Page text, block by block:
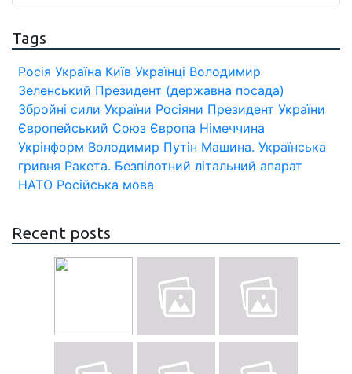
Tags
Росія Україна Київ Українці Володимир
Зеленський Президент (державна посада)
Збройні сили України Росіяни Президент України
Європейський Союз Європа Німеччина
Укрінформ Володимир Путін Машина. Українська
гривня Ракета. Безпілотний літальний апарат
НАТО Російська мова
Recent posts